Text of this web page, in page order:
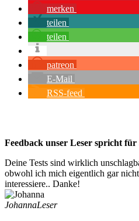
merken
teilen
teilen
patreon
E-Mail
RSS-feed
Feedback unser Leser spricht für
Deine Tests sind wirklich
obwohl ich mich eigentlich gar
interessiere.. Danke!
JohannaLeser